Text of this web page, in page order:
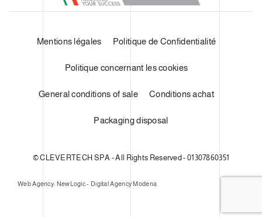
Mentions légales Politique de Confidentialité
Politique concernant les cookies
General conditions of sale Conditions achat
Packaging disposal
© CLEVERTECH SPA - All Rights Reserved - 01307860351
Web Agency: NewLogic - Digital Agency Modena